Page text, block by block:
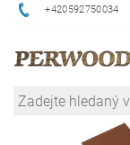
+420592750034